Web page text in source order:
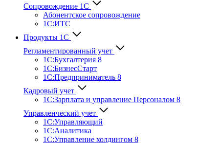
Сопровождение 1С
Абонентское сопровождение
1С:ИТС
Продукты 1С
Регламентированный учет
1C:Бухгалтерия 8
1С:БизнесСтарт
1C:Предприниматель 8
Кадровый учет
1С:Зарплата и управление Персона­лом 8
Управленческий учет
1С:Управляющий
1С:Аналитика
1С:Управление холдингом 8